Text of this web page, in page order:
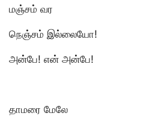
மஞ்சம் வர
நெஞ்சம் இல்லையோ!
அன்பே! என் அன்பே!
தாமரை மேலே